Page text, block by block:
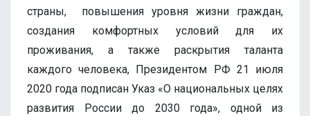
страны, повышения уровня жизни граждан,
создания комфортных условий для их
проживания, а также раскрытия таланта
каждого человека, Президентом РФ 21 июля
2020 года подписан Указ «О национальных целях
развития России до 2030 года», одной из